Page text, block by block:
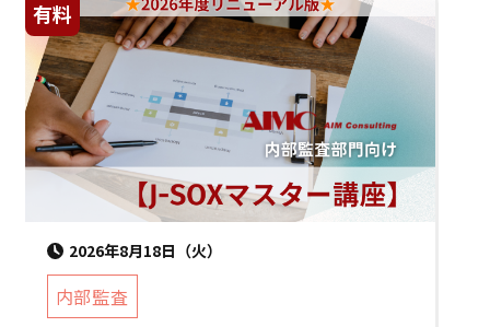
有料
2026年8月18日（火）
内部監査